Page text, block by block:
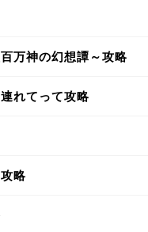
万神の幻想譚～攻略
れてって攻略
略